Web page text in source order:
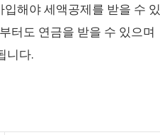
해야 세액공제를 받을 수 있
터도 연금을 받을 수 있으며
니다.